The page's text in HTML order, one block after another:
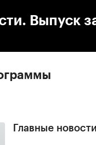
Выпуск
Главные